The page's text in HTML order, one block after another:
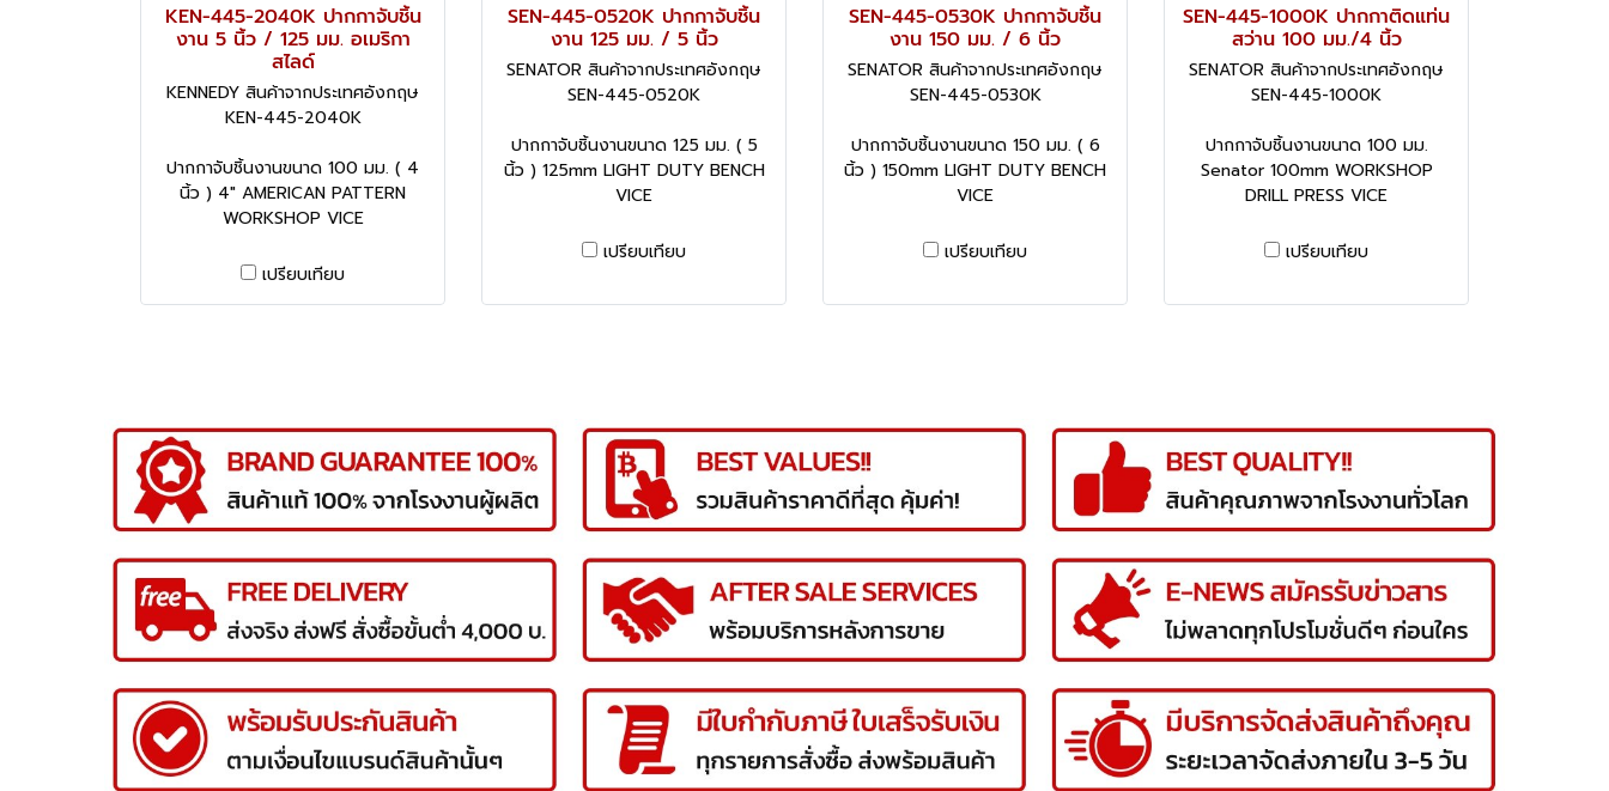
KEN-445-2040K ปากกาจับชิ้น
งาน 5 นิ้ว / 125 มม. อเมริกา
สไลด์
KENNEDY สินค้าจากประเทศอังกฤษ
KEN-445-2040K
ปากกาจับชิ้นงานขนาด 100 มม. ( 4
นิ้ว ) 4" AMERICAN PATTERN
WORKSHOP VICE
เปรียบเทียบ
SEN-445-0520K ปากกาจับชิ้น
งาน 125 มม. / 5 นิ้ว
SENATOR สินค้าจากประเทศอังกฤษ
SEN-445-0520K
ปากกาจับชิ้นงานขนาด 125 มม. ( 5
นิ้ว ) 125mm LIGHT DUTY BENCH
VICE
เปรียบเทียบ
SEN-445-0530K ปากกาจับชิ้น
งาน 150 มม. / 6 นิ้ว
SENATOR สินค้าจากประเทศอังกฤษ
SEN-445-0530K
ปากกาจับชิ้นงานขนาด 150 มม. ( 6
นิ้ว ) 150mm LIGHT DUTY BENCH
VICE
เปรียบเทียบ
SEN-445-1000K ปากกาติดแท่น
สว่าน 100 มม./4 นิ้ว
SENATOR สินค้าจากประเทศอังกฤษ
SEN-445-1000K
ปากกาจับชิ้นงานขนาด 100 มม.
Senator 100mm WORKSHOP
DRILL PRESS VICE
เปรียบเทียบ